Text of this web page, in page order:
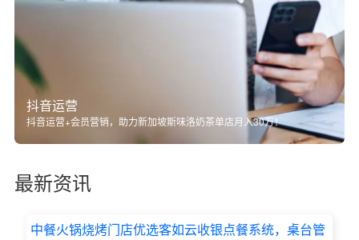
抖音运营
抖音运营+会员营销，助力新加坡斯味洛奶茶单店月入30万！
最新资讯
中餐火锅烧烤门店优选客如云收银点餐系统，桌台管